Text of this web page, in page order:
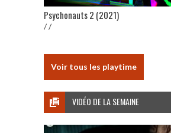
Psychonauts 2 (2021)
/ /
Voir tous les playtime
VIDÉO DE LA SEMAINE